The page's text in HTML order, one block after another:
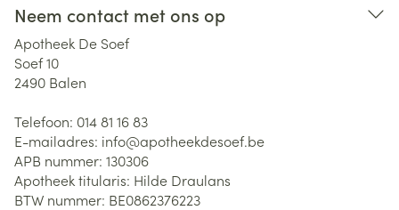
Neem contact met ons op
Apotheek De Soef
Soef 10
2490 Balen
Telefoon: 014 81 16 83
E-mailadres: info@apotheekdesoef.be
APB nummer: 130306
Apotheek titularis: Hilde Draulans
BTW nummer: BE0862376223